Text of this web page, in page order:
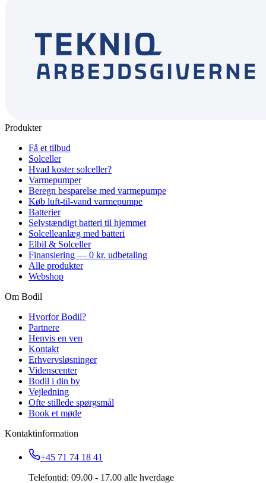
Produkter
Få et tilbud
Solceller
Hvad koster solceller?
Varmepumper
Beregn besparelse med varmepumpe
Køb luft-til-vand varmepumpe
Batterier
Selvstændigt batteri til hjemmet
Solcelleanlæg med batteri
Elbil & Solceller
Finansiering — 0 kr. udbetaling
Alle produkter
Webshop
Om Bodil
Hvorfor Bodil?
Partnere
Henvis en ven
Kontakt
Erhvervsløsninger
Videnscenter
Bodil i din by
Vejledning
Ofte stillede spørgsmål
Book et møde
Kontaktinformation
+45 71 74 18 41
Telefontid: 09.00 - 17.00 alle hverdage